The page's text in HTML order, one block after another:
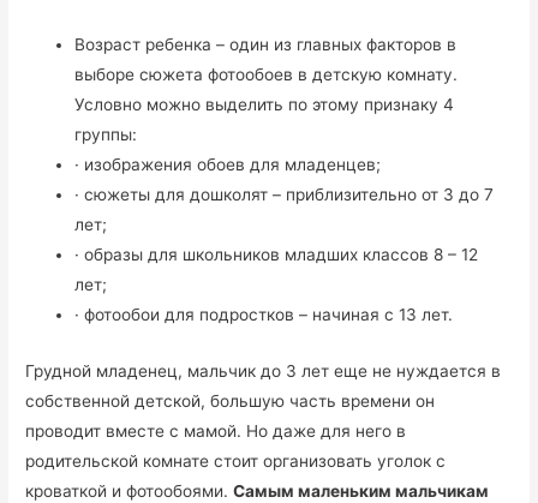
Возраст ребенка – один из главных факторов в
выборе сюжета фотообоев в детскую комнату.
Условно можно выделить по этому признаку 4
группы:
· изображения обоев для младенцев;
· сюжеты для дошколят – приблизительно от 3 до 7
лет;
· образы для школьников младших классов 8 – 12
лет;
· фотообои для подростков – начиная с 13 лет.
Грудной младенец, мальчик до 3 лет еще не нуждается в
собственной детской, большую часть времени он
проводит вместе с мамой. Но даже для него в
родительской комнате стоит организовать уголок с
кроваткой и фотообоями.Самым маленьким мальчикам